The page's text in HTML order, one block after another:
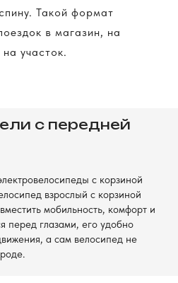
Такой формат
в магазин, на
участок.
с передней
с корзиной
взрослый с корзиной
мобильность, комфорт и
перед глазами, его удобно
а сам велосипед не